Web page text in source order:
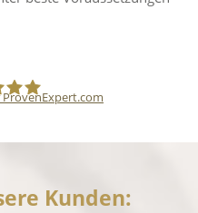
Kunden: